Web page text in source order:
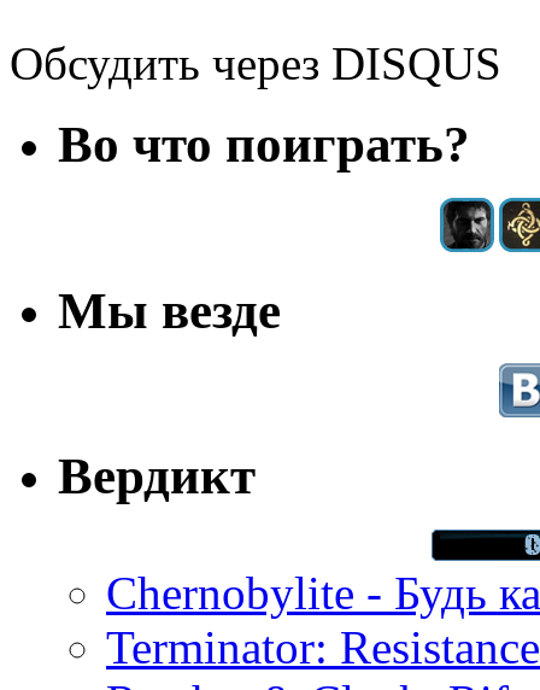
Обсудить через DISQUS
Во что поиграть?
Мы везде
Вердикт
Chernobylite - Будь
Terminator: